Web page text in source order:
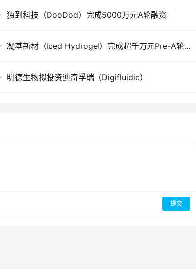
独到科技（DooDod）完成5000万元A轮融资
凝基新材（Iced Hydrogel）完成超千万元Pre-A轮融资
明德生物拟投资迪奇孚瑞（Digifluidic）
提交